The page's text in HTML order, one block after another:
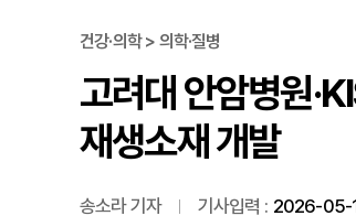
건강·의학 > 의학·질병
고려대 안암병원
재생소재 개발
송소라 기자 기사입력 : 2026-05-